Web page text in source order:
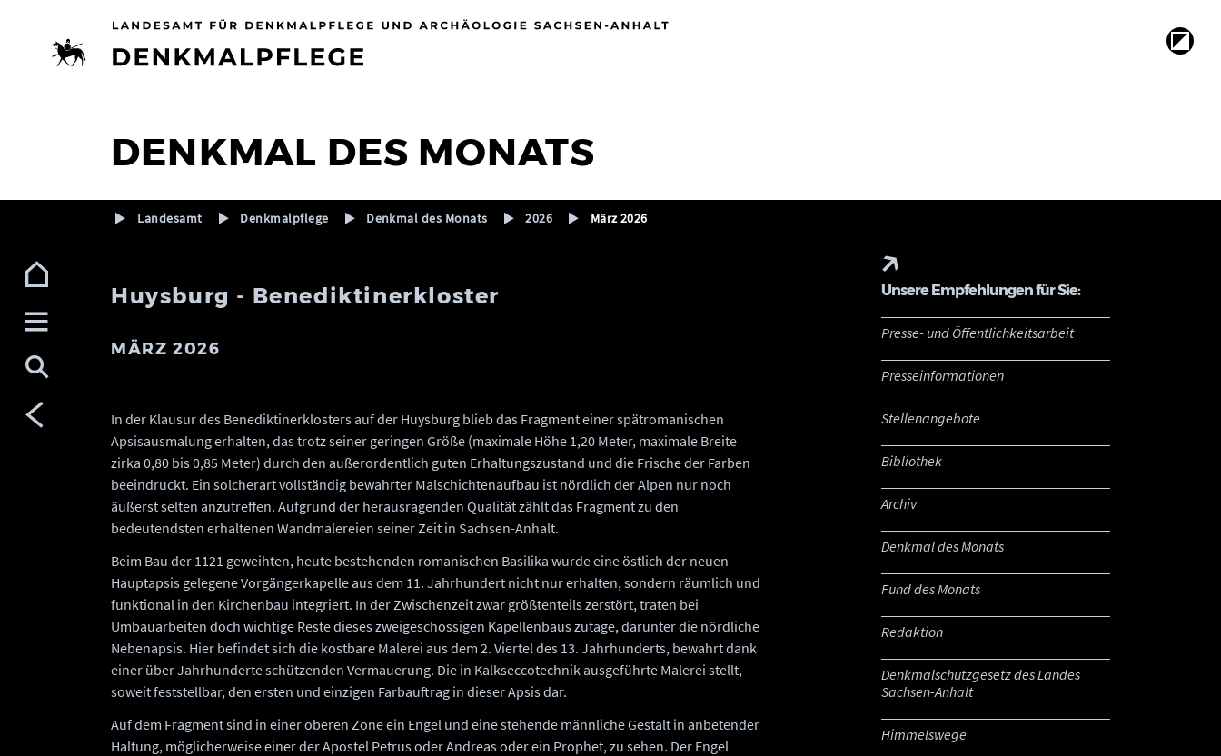
DENKMAL DES MONATS
Landesamt Denkmalpflege Denkmal des Monats 2026 März 2026
Huysburg - Benediktinerkloster
MÄRZ 2026
In der Klausur des Benediktinerklosters auf der Huysburg blieb das Fragment einer spätromanischen
Apsisausmalung erhalten, das trotz seiner geringen Größe (maximale Höhe 1,20 Meter, maximale Breite
zirka 0,80 bis 0,85 Meter) durch den außerordentlich guten Erhaltungszustand und die Frische der Farben
beeindruckt. Ein solcherart vollständig bewahrter Malschichtenaufbau ist nördlich der Alpen nur noch
äußerst selten anzutreffen. Aufgrund der herausragenden Qualität zählt das Fragment zu den
bedeutendsten erhaltenen Wandmalereien seiner Zeit in Sachsen-Anhalt.
Beim Bau der 1121 geweihten, heute bestehenden romanischen Basilika wurde eine östlich der neuen
Hauptapsis gelegene Vorgängerkapelle aus dem 11. Jahrhundert nicht nur erhalten, sondern räumlich und
funktional in den Kirchenbau integriert. In der Zwischenzeit zwar größtenteils zerstört, traten bei
Umbauarbeiten doch wichtige Reste dieses zweigeschossigen Kapellenbaus zutage, darunter die nördliche
Nebenapsis. Hier befindet sich die kostbare Malerei aus dem 2. Viertel des 13. Jahrhunderts, bewahrt dank
einer über Jahrhunderte schützenden Vermauerung. Die in Kalkseccotechnik ausgeführte Malerei stellt,
soweit feststellbar, den ersten und einzigen Farbauftrag in dieser Apsis dar.
Auf dem Fragment sind in einer oberen Zone ein Engel und eine stehende männliche Gestalt in anbetender
Haltung, möglicherweise einer der Apostel Petrus oder Andreas oder ein Prophet, zu sehen. Der Engel
Unsere Empfehlungen für Sie:
Presse- und Öffentlichkeitsarbeit
Presseinformationen
Stellenangebote
Bibliothek
Archiv
Denkmal des Monats
Fund des Monats
Redaktion
Denkmalschutzgesetz des Landes
Sachsen-Anhalt
Himmelswege